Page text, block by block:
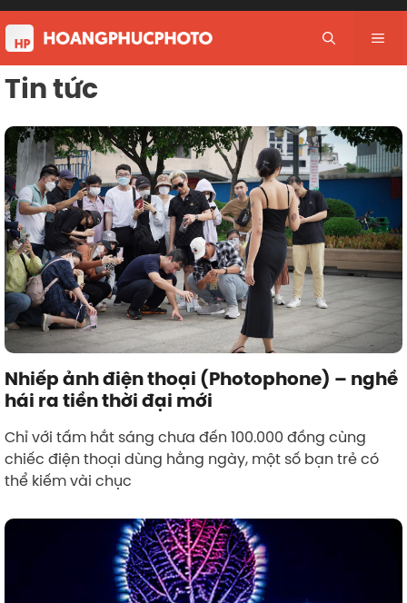
Skip
to
content
Tin tức
Nhiếp ảnh điện thoại (Photophone) – nghề
hái ra tiền thời đại mới
Chỉ với tấm hắt sáng chưa đến 100.000 đồng cùng
chiếc điện thoại dùng hằng ngày, một số bạn trẻ có
thể kiếm vài chục